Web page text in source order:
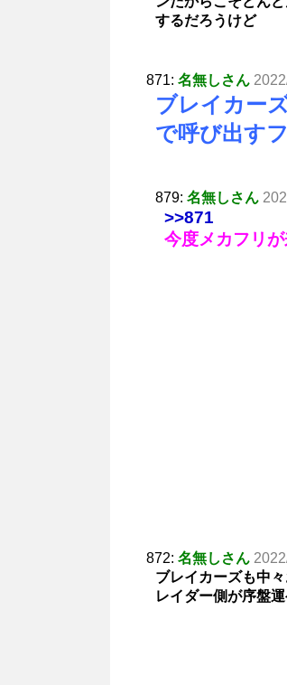
するだろうけど
871: 名無しさん
ブレイカー
で呼び出す
879: 名無しさん
>>871
今度メカフリ
872: 名無しさん
ブレイカーズも中
レイダー側が序盤